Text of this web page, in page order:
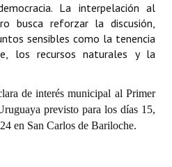
- Registro
La interpelación al
busca reforzar la discusión,
sensibles como la tenencia
los recursos naturales y la
de interés municipal al Primer
previsto para los días 15,
en San Carlos de Bariloche.